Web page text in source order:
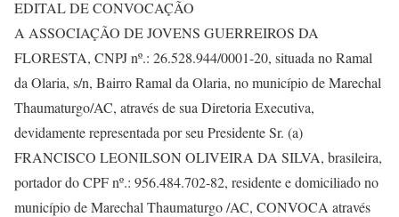
EDITAL DE CONVOCAÇÃO
A ASSOCIAÇÃO DE JOVENS GUERREIROS DA
FLORESTA, CNPJ nº.: 26.528.944/0001-20, situada no Ramal
da Olaria, s/n, Bairro Ramal da Olaria, no município de Marechal
Thaumaturgo/AC, através de sua Diretoria Executiva,
devidamente representada por seu Presidente Sr. (a)
FRANCISCO LEONILSON OLIVEIRA DA SILVA, brasileira,
portador do CPF nº.: 956.484.702-82, residente e domiciliado no
município de Marechal Thaumaturgo /AC, CONVOCA através